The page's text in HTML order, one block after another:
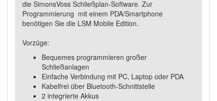
die SimonsVoss Schließplan-Software. Zur
Programmierung mit einem PDA/Smartphone
benötigen Sie die LSM Mobile Edition.
Vorzüge:
Bequemes programmieren großer
Schließanlagen
Einfache Verbindung mit PC, Laptop oder PDA
Kabelfrei über Bluetooth-Schnittstelle
2 integrierte Akkus